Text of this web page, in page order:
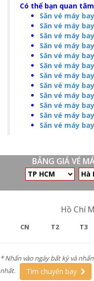
Có thể bạn quan
Săn vé máy
Săn vé máy
Săn vé máy
Săn vé máy
Săn vé máy
Săn vé máy
Săn vé máy
Săn vé máy
Săn vé máy
Săn vé máy
Săn vé máy
Săn vé máy
BẢNG GIÁ VÉ
Hồ Chí
CN T2 T3
* Nhấn vào ngày bất kỳ và
nhất.
Tìm chuyến bay